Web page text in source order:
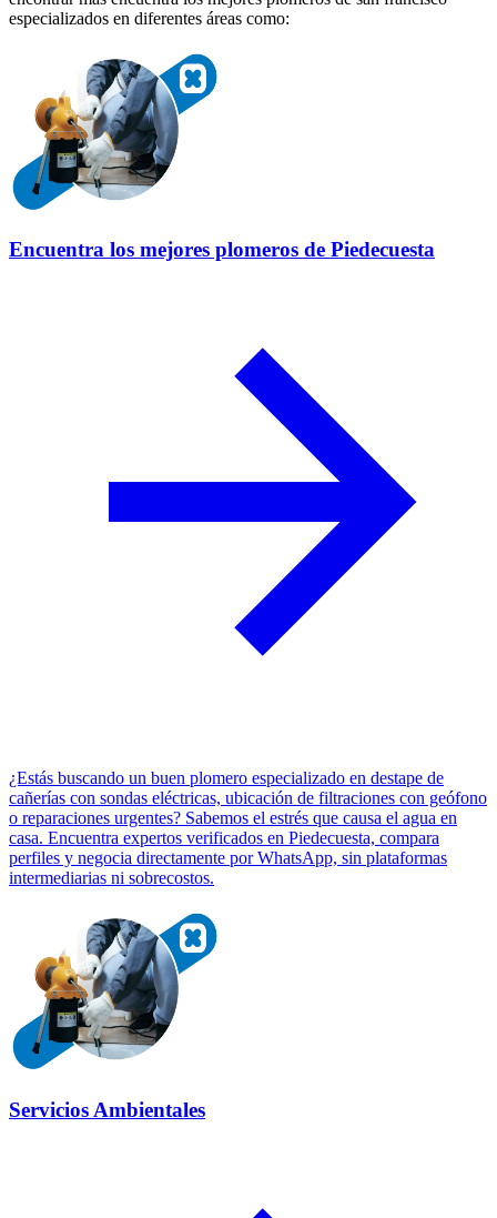
especializados en diferentes áreas como:
Encuentra los mejores plomeros de Piedecuesta
¿Estás buscando un buen plomero especializado en destape de
cañerías con sondas eléctricas, ubicación de filtraciones con geófono
o reparaciones urgentes? Sabemos el estrés que causa el agua en
casa. Encuentra expertos verificados en Piedecuesta, compara
perfiles y negocia directamente por WhatsApp, sin plataformas
intermediarias ni sobrecostos.
Servicios Ambientales